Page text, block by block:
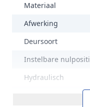
Materiaal
Afwerking
Deursoort
Instelbare
Hydraulisch